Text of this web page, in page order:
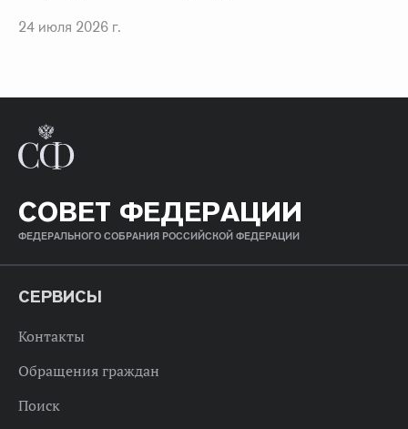
24 июля 2026 г.
СОВЕТ ФЕДЕРАЦИИ
ФЕДЕРАЛЬНОГО СОБРАНИЯ РОССИЙСКОЙ ФЕДЕРАЦИИ
СЕРВИСЫ
Контакты
Обращения граждан
Поиск